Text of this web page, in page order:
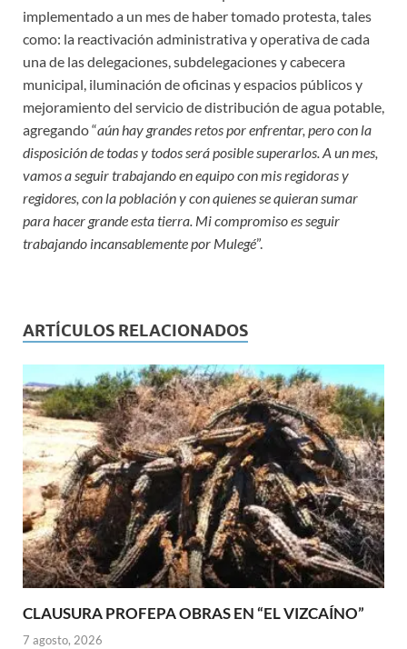
implementado a un mes de haber tomado protesta, tales
como: la reactivación administrativa y operativa de cada
una de las delegaciones, subdelegaciones y cabecera
municipal, iluminación de oficinas y espacios públicos y
mejoramiento del servicio de distribución de agua potable,
agregando “aún hay grandes retos por enfrentar, pero con la
disposición de todas y todos será posible superarlos. A un mes,
vamos a seguir trabajando en equipo con mis regidoras y
regidores, con la población y con quienes se quieran sumar
para hacer grande esta tierra. Mi compromiso es seguir
trabajando incansablemente por Mulegé”.
ARTÍCULOS RELACIONADOS
CLAUSURA PROFEPA OBRAS EN “EL VIZCAÍNO”
7 agosto, 2026